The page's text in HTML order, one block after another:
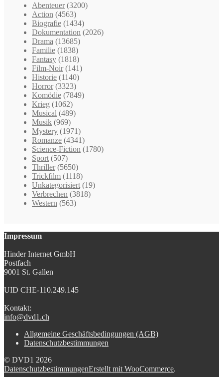
Abenteuer (3200)
Action (4563)
Biografie (1434)
Dokumentation (2026)
Drama (13685)
Familie (1838)
Fantasy (1818)
Film-Noir (141)
Historie (1140)
Horror (3323)
Komödie (7849)
Krieg (1062)
Musical (489)
Musik (969)
Mystery (1971)
Romanze (4341)
Science-Fiction (1780)
Sport (507)
Thriller (5650)
Trickfilm (1118)
Unkategorisiert (19)
Verbrechen (3818)
Western (563)
Impressum
Hinder Internet GmbH
Postfach
9001 St. Gallen
UID CHE-110.249.145
Kontakt:
info@dvd1.ch
Allgemeine Geschäftsbedingungen (AGB)
Datenschutzbestimmungen
© DVD1 2026
DatenschutzbestimmungenErstellt mit WooCommerce.